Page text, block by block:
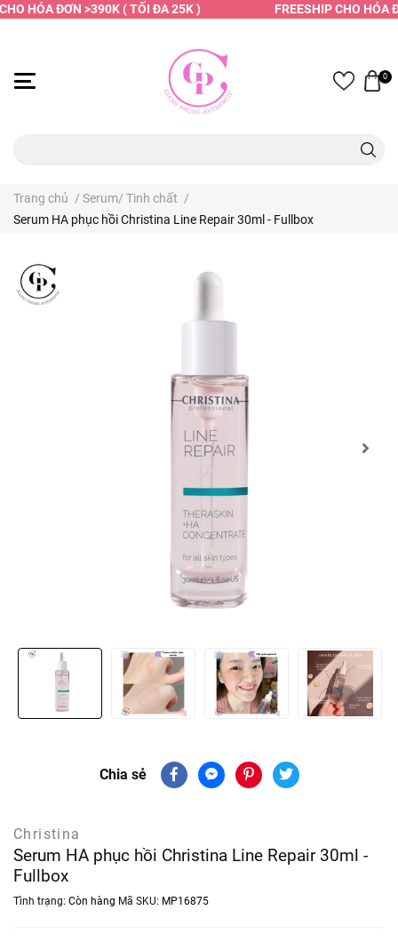
HÓA ĐƠN >390K ( TỐI ĐA 25K ) FREESHIP CHO HÓA
0
Trang chủ / Serum/ Tinh chất /
Serum HA phục hồi Christina Line Repair 30ml - Fullbox
Chia sẻ
Christina
Serum HA phục hồi Christina Line Repair 30ml -
Fullbox
Tình trạng: Còn hàng Mã SKU: MP16875